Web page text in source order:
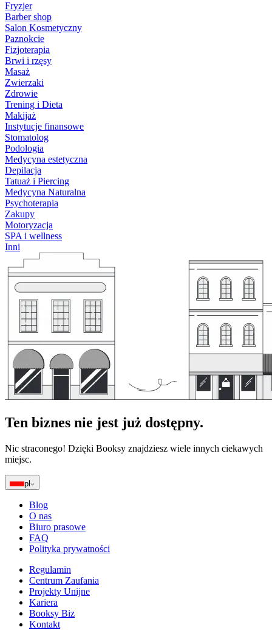
Fryzjer
Barber shop
Salon Kosmetyczny
Paznokcie
Fizjoterapia
Brwi i rzęsy
Masaż
Zwierzaki
Zdrowie
Trening i Dieta
Makijaż
Instytucje finansowe
Stomatolog
Podologia
Medycyna estetyczna
Depilacja
Tatuaż i Piercing
Medycyna Naturalna
Psychoterapia
Zakupy
Motoryzacja
SPA i wellness
Inni
Ten biznes nie jest już dostępny.
Nic straconego! Dzięki Booksy znajdziesz wiele innych ciekawych
miejsc.
pl
Blog
O nas
Biuro prasowe
FAQ
Polityka prywatności
Regulamin
Centrum Zaufania
Projekty Unijne
Kariera
Booksy Biz
Kontakt